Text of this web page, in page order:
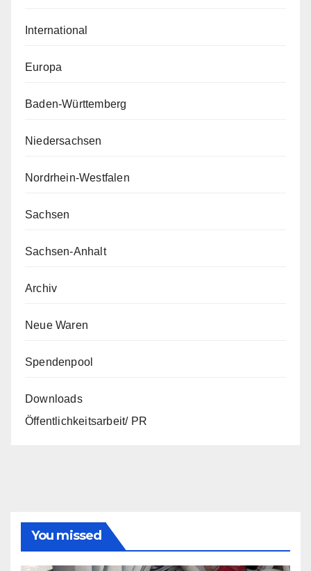
International
Europa
Baden-Württemberg
Niedersachsen
Nordrhein-Westfalen
Sachsen
Sachsen-Anhalt
Archiv
Neue Waren
Spendenpool
Downloads
Öffentlichkeitsarbeit/ PR
You missed